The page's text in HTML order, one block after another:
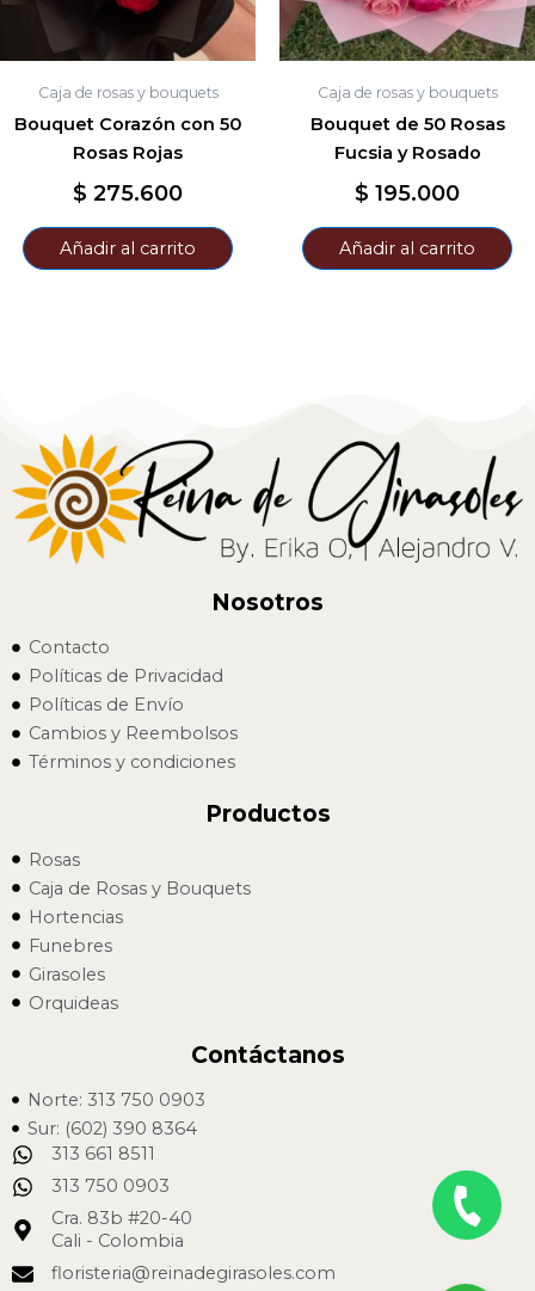
Caja de rosas y bouquets
Bouquet Corazón con 50
Rosas Rojas
$ 275.600
Añadir al carrito
Caja de rosas y bouquets
Bouquet de 50 Rosas
Fucsia y Rosado
$ 195.000
Añadir al carrito
Nosotros
Contacto
Políticas de Privacidad
Políticas de Envío
Cambios y Reembolsos
Términos y condiciones
Productos
Rosas
Caja de Rosas y Bouquets
Hortencias
Funebres
Girasoles
Orquideas
Contáctanos
Norte: 313 750 0903
Sur: (602) 390 8364
313 661 8511
313 750 0903
Cra. 83b #20-40
Cali - Colombia
floristeria@reinadegirasoles.com